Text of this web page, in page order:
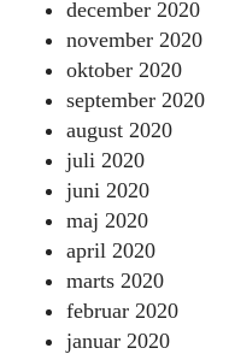
december 2020
november 2020
oktober 2020
september 2020
august 2020
juli 2020
juni 2020
maj 2020
april 2020
marts 2020
februar 2020
januar 2020